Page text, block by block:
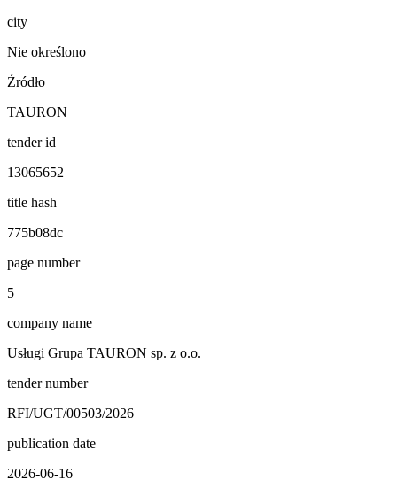
city
Nie określono
Źródło
TAURON
tender id
13065652
title hash
775b08dc
page number
5
company name
Usługi Grupa TAURON sp. z o.o.
tender number
RFI/UGT/00503/2026
publication date
2026-06-16